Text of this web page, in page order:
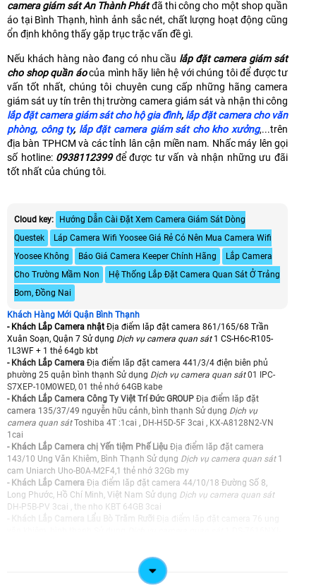
camera giám sát An Thành Phátđã thi công cho một shop quần
áo tại Bình Thạnh, hình ảnh sắc nét, chất lượng hoạt động cũng
ổn định không thấy gặp trục trặc vấn đề gì.
Nếu khách hàng nào đang có nhu cầu lắp đặt camera giám sát
cho shop quần áocủa mình hãy liên hệ với chúng tôi để được tư
vấn tốt nhất, chúng tôi chuyên cung cấp những hãng camera
giám sát uy tín trên thị trường camera giám sát và nhận thi công
lắp đặt camera giám sát cho hộ gia đình, lắp đặt camera cho văn
phòng, công ty, lắp đặt camera giám sát cho kho xưởng,...trên
địa bàn TPHCM và các tỉnh lân cận miền nam. Nhấc máy lên gọi
số hotline: 0938112399để được tư vấn và nhận những ưu đãi
tốt nhất của chúng tôi.
Cloud key:
Hướng Dẫn Cài Đặt Xem Camera Giám Sát Dòng
Questek
Láp Camera Wifi Yoosee Giá Rẻ Có Nên Mua Camera Wifi
Yoosee Không
Báo Giá Camera Keeper Chính Hãng
Lắp Camera
Cho Trường Mầm Non
Hệ Thống Lắp Đặt Camera Quan Sát Ở Trảng
Bom, Đồng Nai
Khách Hàng Mới Quận Bình Thạnh
- Khách Lắp Camera nhật Địa điểm lăp đặt camera 861/165/68 Trần
Xuân Soạn, Quận 7 Sử dụng Dịch vụ camera quan sát 1 CS-H6c-R105-
1L3WF + 1 thẻ 64gb kbt
- Khách Lắp Camera Địa điểm lăp đặt camera 441/3/4 điện biên phủ
phường 25 quận bình thạnh Sử dụng Dịch vụ camera quan sát01 IPC-
S7XEP-10M0WED, 01 thẻ nhớ 64GB kabe
- Khách Lắp Camera Công Ty Việt Trí Đức GROUP Địa điểm lăp đặt
camera 135/37/49 nguyễn hữu cảnh, bình thạnh Sử dụng Dịch vụ
camera quan sátToshiba 4T :1cai , DH-H5D-5F 3cai , KX-A8128N2-VN
1cai
- Khách Lắp Camera chị Yến tiệm Phế Liệu Địa điểm lăp đặt camera
143/10 Ung Văn Khiêm, Bình Thạnh Sử dụng Dịch vụ camera quan sát 1
cam Uniarch Uho-B0A-M2F4,1 thẻ nhớ 32Gb my
- Khách Lắp Camera Địa điểm lăp đặt camera 44/10/18 Đường Số 8,
Long Phước, Hồ Chí Minh, Việt Nam Sử dụng Dịch vụ camera quan sát
DH-P5B-PV 3cai , the nho KBT 64GB 3cai
switch 8 port poe, 1 switch 1g 5 port Tp-link
Địa điểm lăp đặt camera 147 nguyễn văn
đậu,phường 5 quân bình thạnh Sử dụngDịch vụ camera quan sát